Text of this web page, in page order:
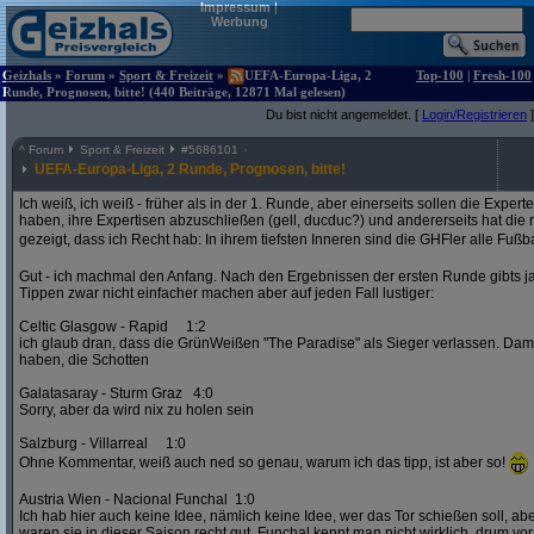
Impressum|
Werbung
Geizhals » Forum » Sport & Freizeit »
UEFA-Europa-Liga, 2
Runde, Prognosen, bitte! (440 Beiträge, 12871 Mal gelesen)
Top-100 | Fresh-100
Du bist nicht angemeldet. [ Login/Registrieren ]
^ Forum Sport & Freizeit #5686101
UEFA-Europa-Liga, 2 Runde, Prognosen, bitte!
Ich weiß, ich weiß - früher als in der 1. Runde, aber einerseits sollen die
haben, ihre Expertisen abzuschließen (gell, ducduc?) und andererseits hat die
gezeigt, dass ich Recht hab: In ihrem tiefsten Inneren sind die GHFler alle
Gut - ich machmal den Anfang. Nach den Ergebnissen der ersten Runde gibts
Tippen zwar nicht einfacher machen aber auf jeden Fall lustiger:
Celtic Glasgow - Rapid 1:2
ich glaub dran, dass die GrünWeißen "The Paradise" als Sieger verlassen.
haben, die Schotten
Galatasaray - Sturm Graz 4:0
Sorry, aber da wird nix zu holen sein
Salzburg - Villarreal 1:0
Ohne Kommentar, weiß auch ned so genau, warum ich das tipp, ist aber so!
Austria Wien - Nacional Funchal 1:0
Ich hab hier auch keine Idee, nämlich keine Idee, wer das Tor schießen soll,